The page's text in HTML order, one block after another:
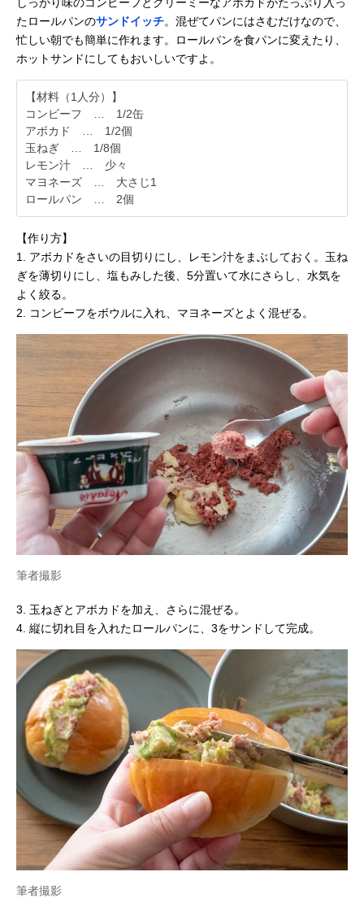
しっかり味のコンビーフとクリーミーなアボカドがたっぷり入っ
たロールパンのサンドイッチ。混ぜてパンにはさむだけなので、
忙しい朝でも簡単に作れます。ロールパンを食パンに変えたり、
ホットサンドにしてもおいしいですよ。
【材料（1人分）】
コンビーフ … 1/2缶
アボカド … 1/2個
玉ねぎ … 1/8個
レモン汁 … 少々
マヨネーズ … 大さじ1
ロールパン … 2個
【作り方】
1. アボカドをさいの目切りにし、レモン汁をまぶしておく。玉ね
ぎを薄切りにし、塩もみした後、5分置いて水にさらし、水気を
よく絞る。
2. コンビーフをボウルに入れ、マヨネーズとよく混ぜる。
筆者撮影
3. 玉ねぎとアボカドを加え、さらに混ぜる。
4. 縦に切れ目を入れたロールパンに、3をサンドして完成。
筆者撮影